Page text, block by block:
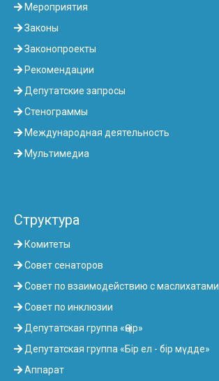
Мероприятия
Законы
Законопроекты
Рекомендации
Депутатские запросы
Стенограммы
Международная деятельность
Мультимедиа
Структура
Комитеты
Совет сенаторов
Совет по взаимодействию с маслихатами
Совет по инклюзии
Депутатская группа «Өңір»
Депутатская группа «Бір ел - бір мүдде»
Аппарат